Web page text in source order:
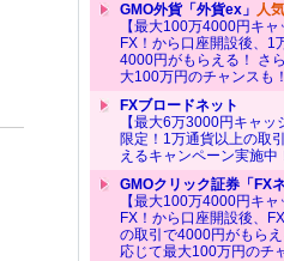
GMO外貨「外貨ex」 人
【最大100万4000円キ
FX！から口座開設後、1
4000円がもらえる！ さ
大100万円のチャンスも！
FXブロードネット
【最大6万3000円キャッ
限定！1万通貨以上の取
えるキャンペーン実施中
GMOクリック証券「FXネ
【最大100万4000円キ
FX！から口座開設後、
の取引で4000円がもら
応じて最大100万円のチ